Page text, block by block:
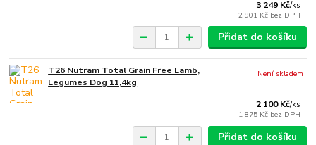
3 249 Kč/ks
2 901 Kč bez DPH
Přidat do košíku
T26 Nutram Total Grain Free Lamb,
Legumes Dog 11,4kg
2 100 Kč/ks
1 875 Kč bez DPH
Není skladem
Přidat do košíku